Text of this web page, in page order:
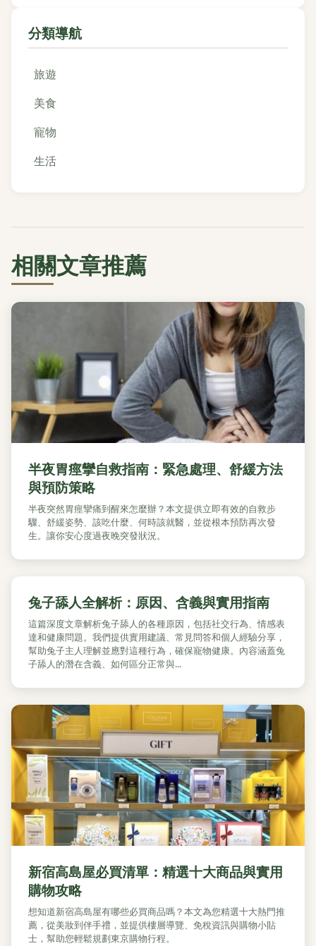
分類導航
旅遊
美食
寵物
生活
相關文章推薦
半夜胃痙攣自救指南：緊急處理、舒緩方法
與預防策略
半夜突然胃痙攣痛到醒來怎麼辦？本文提供立即有效的自救步
驟、舒緩姿勢、該吃什麼、何時該就醫，並從根本預防再次發
生。讓你安心度過夜晚突發狀況。
兔子舔人全解析：原因、含義與實用指南
這篇深度文章解析兔子舔人的各種原因，包括社交行為、情感表
達和健康問題。我們提供實用建議、常見問答和個人經驗分享，
幫助兔子主人理解並應對這種行為，確保寵物健康。內容涵蓋兔
子舔人的潛在含義、如何區分正常與...
新宿高島屋必買清單：精選十大商品與實用
購物攻略
想知道新宿高島屋有哪些必買商品嗎？本文為您精選十大熱門推
薦，從美妝到伴手禮，並提供樓層導覽、免稅資訊與購物小貼
士，幫助您輕鬆規劃東京購物行程。